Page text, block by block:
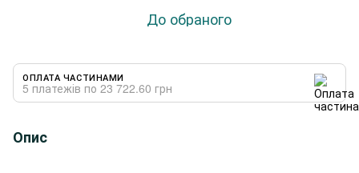
До обраного
ОПЛАТА ЧАСТИНАМИ
5 платежів по 23 722.60 грн
Опис